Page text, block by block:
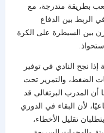
بطريقة متدرجة، مع
الربط بين الدفاع
بين السيطرة على الكرة
نجح النادي في توفير
الضغط، والتمرير تحت
المدرب البرتغالي قد
لأن البقاء في الدوري
تقليل الأخطاء،